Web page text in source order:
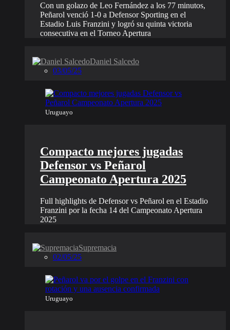
Con un golazo de Leo Fernández a los 77 minutos,
Peñarol venció 1-0 a Defensor Sporting en el
Estadio Luis Franzini y logró su quinta victoria
consecutiva en el Torneo Apertura
Daniel Salcedo
03/05/25
Uruguayo
Compacto mejores jugadas
Defensor vs Peñarol
Campeonato Apertura 2025
Full highlights de Defensor vs Peñarol en el Estadio
Franzini por la fecha 14 del Campeonato Apertura
2025
Supremacia
02/05/25
Uruguayo